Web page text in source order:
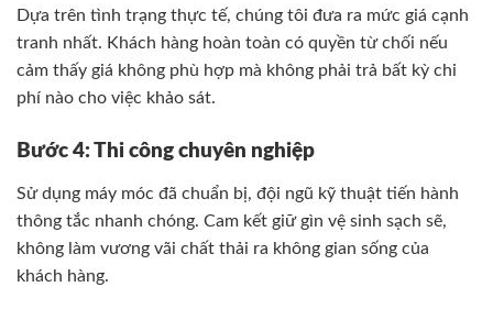
Dựa trên tình trạng thực tế, chúng tôi đưa ra mức giá cạnh
tranh nhất. Khách hàng hoàn toàn có quyền từ chối nếu
cảm thấy giá không phù hợp mà không phải trả bất kỳ chi
phí nào cho việc khảo sát.
Bước 4: Thi công chuyên nghiệp
Sử dụng máy móc đã chuẩn bị, đội ngũ kỹ thuật tiến hành
thông tắc nhanh chóng. Cam kết giữ gìn vệ sinh sạch sẽ,
không làm vương vãi chất thải ra không gian sống của
khách hàng.